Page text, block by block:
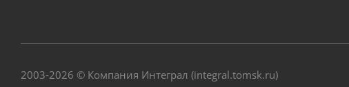
2003-2026 © Компания Интеграл (integral.tomsk.ru)